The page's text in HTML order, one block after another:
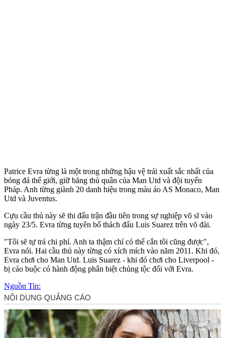
Patrice Evra từng là một trong những hậu vệ trái xuất sắc nhất của
bóng đá thế giới, giữ băng thủ quân của Man Utd và đội tuyển
Pháp. Anh từng giành 20 danh hiệu trong màu áo AS Monaco, Man
Utd và Juventus.
Cựu cầu thủ này sẽ thi đấu trận đầu tiên trong sự nghiệp võ sĩ vào
ngày 23/5. Evra từng tuyên bố thách đấu Luis Suarez trên võ đài.
"Tôi sẽ tự trả chi phí. Anh ta thậm chí có thể cắn tôi cũng được",
Evra nói. Hai cầu thủ này từng có xích mích vào năm 2011. Khi đó,
Evra chơi cho Man Utd. Luis Suarez - khi đó chơi cho Liverpool -
bị cáo buộc có hành động phân biệt chủ‌ng tộ‌c đối với Evra.
Nguồn Tin: